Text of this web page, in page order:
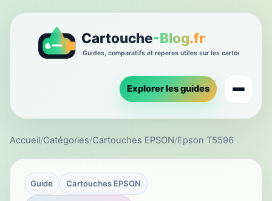
Explorer les guides
Accueil/Catégories/Cartouches EPSON/Epson T5596
Guide Cartouches EPSON